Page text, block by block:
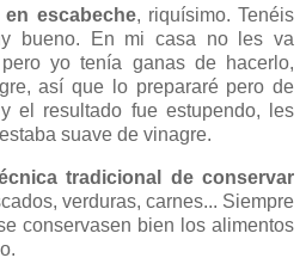
escabeche, riquísimo. Tenéis
bueno. En mi casa no les va
yo tenía ganas de hacerlo,
así que lo prepararé pero de
el resultado fue estupendo, les
suave de vinagre.
tradicional de conservar
verduras, carnes... Siempre
conservasen bien los alimentos